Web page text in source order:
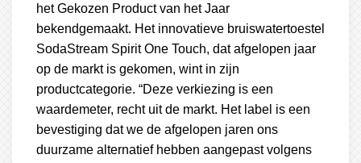
het Gekozen Product van het Jaar
bekendgemaakt. Het innovatieve bruiswatertoestel
SodaStream Spirit One Touch, dat afgelopen jaar
op de markt is gekomen, wint in zijn
productcategorie. “Deze verkiezing is een
waardemeter, recht uit de markt. Het label is een
bevestiging dat we de afgelopen jaren ons
duurzame alternatief hebben aangepast volgens